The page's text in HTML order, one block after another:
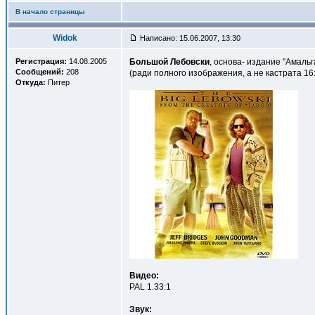
В начало страницы
Widok Написано: 15.06.2007, 13:30
Регистрация: 14.08.2005
Сообщений: 208
Откуда: Питер
Большой Лебовски, основа- издание
(ради полного изображения, а не кастрата
Видео:
PAL 1.33:1
Звук: